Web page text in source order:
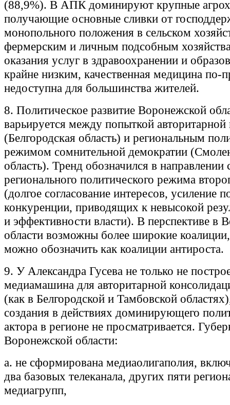
(88,9%). В АПК доминируют крупные
получающие основные сливки от
монопольного положения в сельском
фермерским и личным подсобным
оказания услуг в здравоохранении и
крайне низким, качественная медицина по-
недоступна для большинства жителей.
8. Политическое развитие Воронежской
варьируется между попыткой авторитарной
(Белгородская область) и региональным
режимом сомнительной демократии
область). Тренд обозначился в направлении
регионального политического режима
(долгое согласование интересов, усиление
конкуренции, приводящих к невысокой
и эффективности власти). В перспективе в
области возможны более широкие
можно обозначить как коалиции антироста.
9. У Александра Гусева не только не
медиамашина для авторитарной
(как в Белгородской и Тамбовской
создания в действиях доминирующего
актора в регионе не просматривается.
Воронежской области:
а. не сформирована медиаолигаполия,
два базовых телеканала, других пяти
медиагрупп,